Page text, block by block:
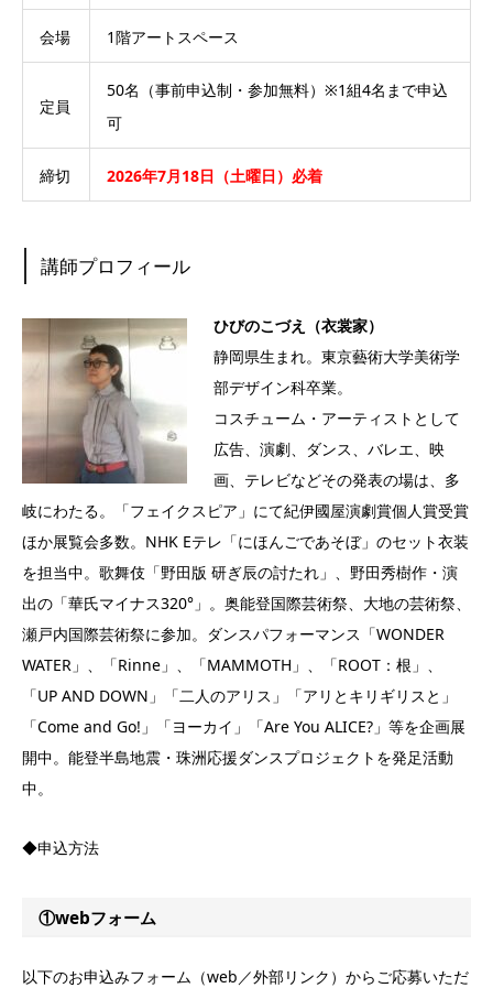
会場 1階アートスペース
定員
50名（事前申込制・参加無料）※1組4名まで申込
可
締切 2026年7月18日（土曜日）必着
講師プロフィール
ひびのこづえ（衣裳家）
静岡県生まれ。東京藝術大学美術学
部デザイン科卒業。
コスチューム・アーティストとして
広告、演劇、ダンス、バレエ、映
画、テレビなどその発表の場は、多
岐にわたる。「フェイクスピア」にて紀伊國屋演劇賞個人賞受賞
ほか展覧会多数。NHK Eテレ「にほんごであそぼ」のセット衣装
を担当中。歌舞伎「野田版 研ぎ辰の討たれ」、野田秀樹作・演
出の「華氏マイナス320°」。奥能登国際芸術祭、大地の芸術祭、
瀬戸内国際芸術祭に参加。ダンスパフォーマンス「WONDER
WATER」、「Rinne」、「MAMMOTH」、「ROOT：根」、
「UP AND DOWN」「二人のアリス」「アリとキリギリスと」
「Come and Go!」「ヨーカイ」「Are You ALICE?」等を企画展
開中。能登半島地震・珠洲応援ダンスプロジェクトを発足活動
中。
◆申込方法
①webフォーム
以下のお申込みフォーム（web／外部リンク）からご応募いただ